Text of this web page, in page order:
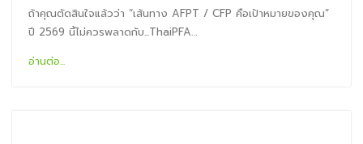
ถ้าคุณตัดสินใจแล้วว่า “เส้นทาง AFPT / CFP คือเป้าหมายของคุณ”
ปี 2569 นี้ไม่ควรพลาดกับ...ThaiPFA…
อ่านต่อ...